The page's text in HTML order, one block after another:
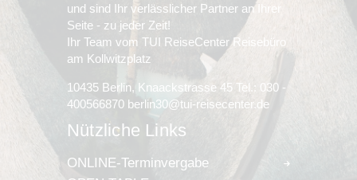
und sind Ihr verlässlicher Partner an Ihrer
Seite - zu jeder Zeit!
Ihr Team vom TUI ReiseCenter Reisebüro
am Kollwitzplatz
10435 Berlin, Knaackstrasse 45 Tel.: 030 -
400566870 berlin30@tui-reisecenter.de
Nützliche Links
ONLINE-Terminvergabe